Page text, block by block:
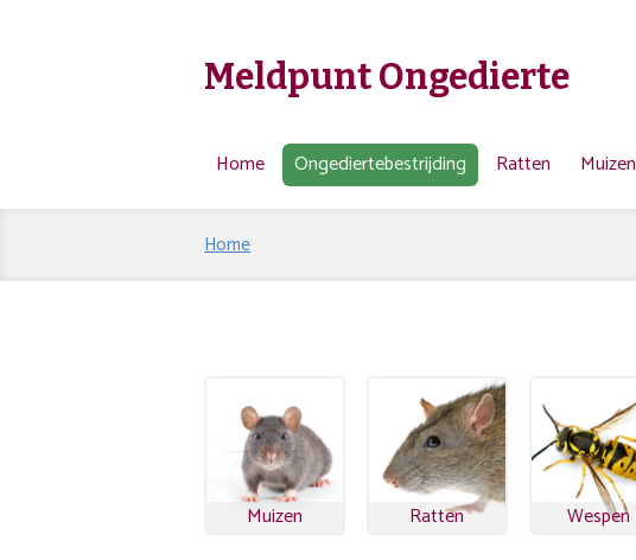
Meldpunt Ongedierte
Home Ongediertebestrijding Ratten Muizen
Home
Muizen Ratten Wespen